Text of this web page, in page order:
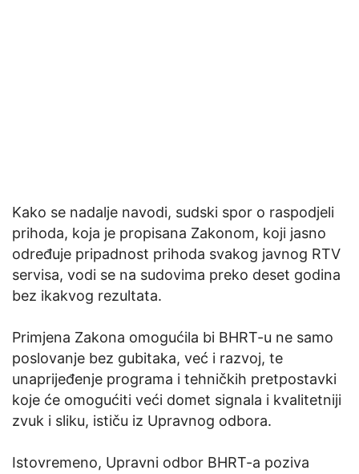
Kako se nadalje navodi, sudski spor o raspodjeli
prihoda, koja je propisana Zakonom, koji jasno
određuje pripadnost prihoda svakog javnog RTV
servisa, vodi se na sudovima preko deset godina
bez ikakvog rezultata.
Primjena Zakona omogućila bi BHRT-u ne samo
poslovanje bez gubitaka, već i razvoj, te
unaprijeđenje programa i tehničkih pretpostavki
koje će omogućiti veći domet signala i kvalitetniji
zvuk i sliku, ističu iz Upravnog odbora.
Istovremeno, Upravni odbor BHRT-a poziva